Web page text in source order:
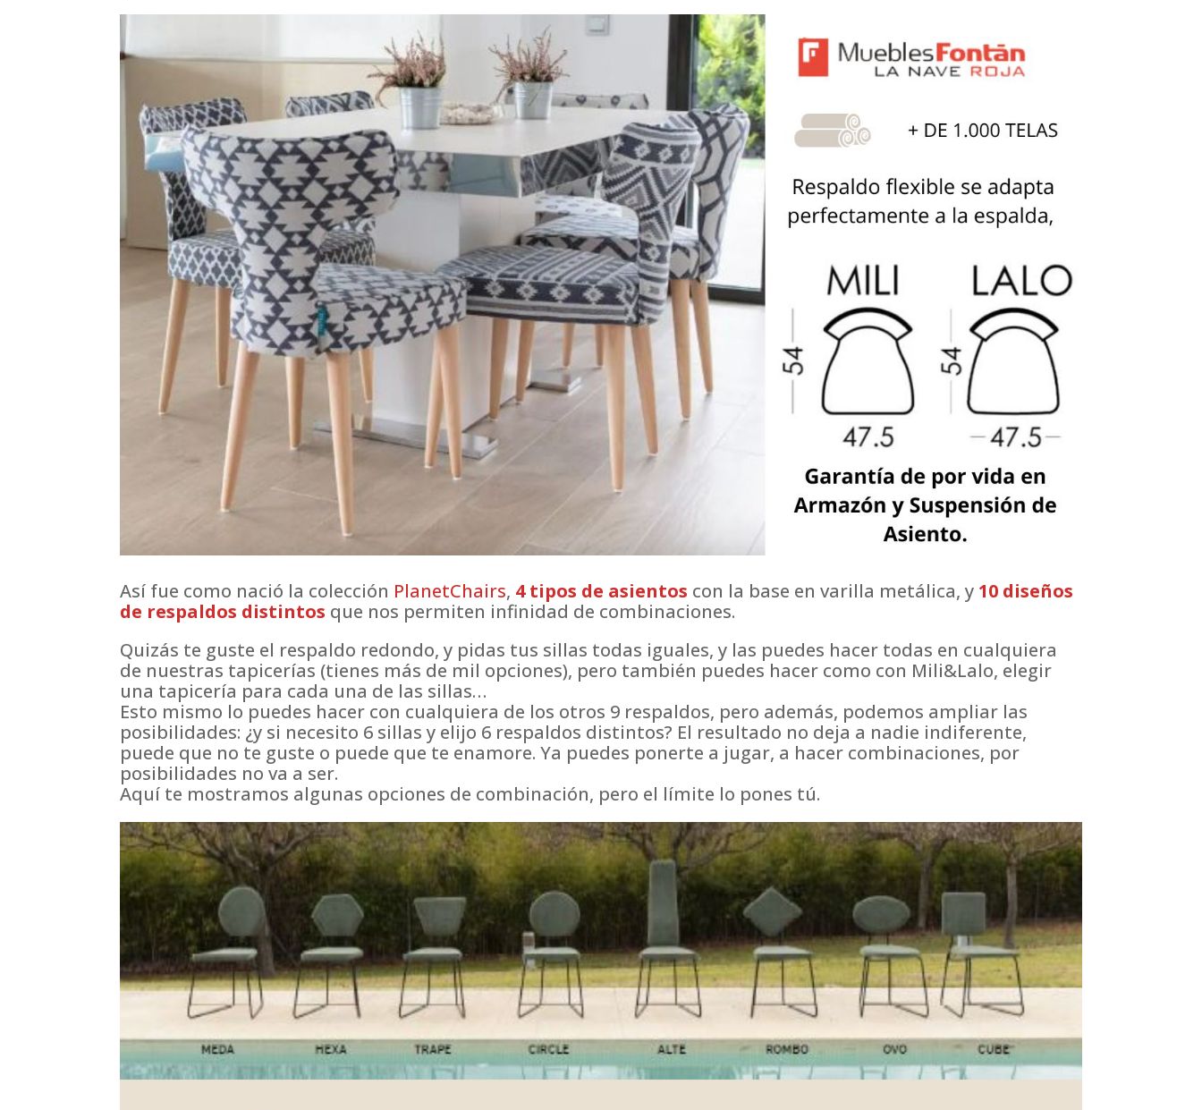
Así fue como nació la colección PlanetChairs, 4 tipos de asientos con la base en varilla metálica, y 10 diseños
de respaldos distintos que nos permiten infinidad de combinaciones.
Quizás te guste el respaldo redondo, y pidas tus sillas todas iguales, y las puedes hacer todas en cualquiera
de nuestras tapicerías (tienes más de mil opciones), pero también puedes hacer como con Mili&Lalo, elegir
una tapicería para cada una de las sillas…
Esto mismo lo puedes hacer con cualquiera de los otros 9 respaldos, pero además, podemos ampliar las
posibilidades: ¿y si necesito 6 sillas y elijo 6 respaldos distintos? El resultado no deja a nadie indiferente,
puede que no te guste o puede que te enamore. Ya puedes ponerte a jugar, a hacer combinaciones, por
posibilidades no va a ser.
Aquí te mostramos algunas opciones de combinación, pero el límite lo pones tú.